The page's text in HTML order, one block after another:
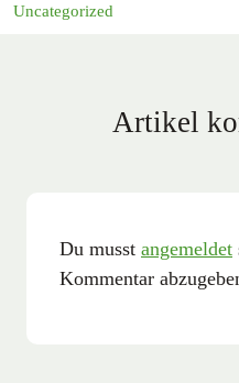
Uncategorized
Artikel
Du musst angemeldet
Kommentar